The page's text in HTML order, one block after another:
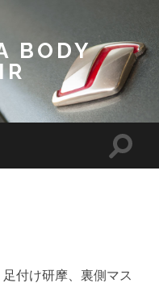
BODY
Toggle
付け研摩、裏側マス